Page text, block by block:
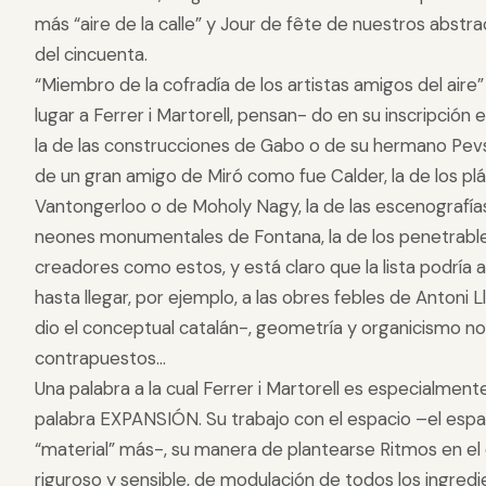
más “aire de la calle” y Jour de fête de nuestros
del cincuenta.
“Miembro de la cofradía de los artistas amigos del
lugar a Ferrer i Martorell, pensan- do en su inscripción
la de las construcciones de Gabo o de su hermano
de un gran amigo de Miró como fue Calder, la de los
Vantongerloo o de Moholy Nagy, la de las
neones monumentales de Fontana, la de los
creadores como estos, y está claro que la lista podría
hasta llegar, por ejemplo, a las obres febles de Antoni
dio el conceptual catalán-, geometría y organicismo
contrapuestos...
Una palabra a la cual Ferrer i Martorell es
palabra EXPANSIÓN. Su trabajo con el espacio –el
“material” más-, su manera de plantearse Ritmos en
riguroso y sensible, de modulación de todos los